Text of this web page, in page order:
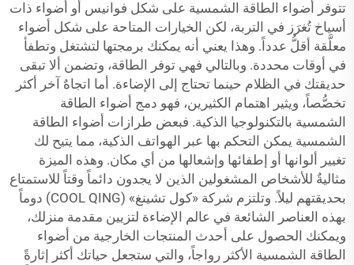
تتوفر أضواء الطاقة الشمسية على شكل فوانيس أو أضواء ذات
أسياخ تُغرَز في التربة، لكن الخيارات المتاحة على شكل أضواء
معلَّقة أقلُّ عدداً. وهذا يعني أنه يمكنك برمجتها لتشتغل وتطفأ
في أوقات محددة. وبالتالي فهي توفر الطاقة، وتضمن ألا تبقى
حديقتك في الظلام حينما تحتاج إلى الإضاءة. أما اتجاهٌ آخر أكثر
تخصُّصاً، ويثير اهتمام الكثيرين، فهو دمج أضواء الطاقة
الشمسية بالتكنولوجيا الذكية. فبعض طرازات أضواء الطاقة
الشمسية يمكن التحكم بها عبر الهواتف الذكية، مما يتيح لك
تغيير ألوانها أو إطفائها وإشعالها من أي مكان. وهذه الميزة
مثاليةٌ للأشخاص المشغولين الذين لا يجدون دائماً وقتاً للاستمتاع
بحديقتهم ليلاً. وتلتزم شركة «كول تشينغ» (COOL QING) دوماً
بهذه العناصر الشائعة في عالم الإضاءة لتزيين مقدمة منزلك،
ويمكنك الحصول على أحدث المنتجات الخارجية من أضواء
الطاقة الشمسية الأكثر رواجاً، والتي ستجعل حياتك أكثر إثارةً